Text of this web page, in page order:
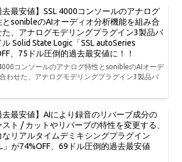
去最安値】SSL 4000コンソールのアナログ
とsonibleのAIオーディオ分析機能を組み合
た、アナログモデリングプラグイン3製品バ
ル Solid State Logic「SSL autoSeries
、75ドル圧倒的過去最安値に！！
4000コンソールのアナログ特性とsonibleのAIオーデ
わせた、アナログモデリングプラグイン3製品バ
去最安値】AIにより録音のリバーブ成分の
スト / カットやリバーブの特性を変更する、
なリアルタイムデミキシングプラグイン
」が74%OFF、69ドル圧倒的過去最安値